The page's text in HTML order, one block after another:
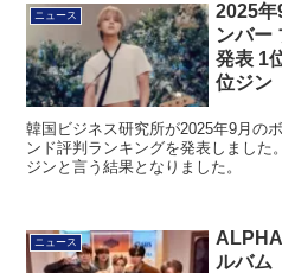
ニュース
2025年
ンバー
発表 1
位ジン
韓国ビジネス研究所が2025年9月の
ンド評判ランキングを発表しました
ジンと言う結果となりました。
ニュース
ルバム